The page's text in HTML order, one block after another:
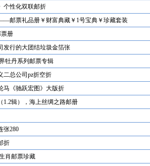
个性化双联邮折
邮票礼品册￥财富典藏￥1号宝典￥珍藏套装
票册
发行的大团结垃圾金箔张
牡丹系列邮票专辑
二总公司pz折空折
马《驰跃宏图》大版折
1.2辑），海上丝绸之路邮册
张280
折
肖邮票珍藏